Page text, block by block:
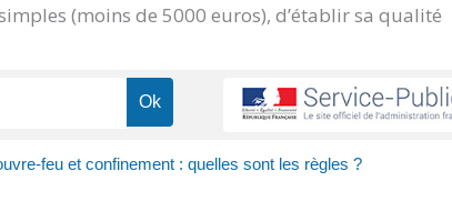
(moins de 5000 euros), d’établir sa qualité
feu et confinement : quelles sont les règles ?